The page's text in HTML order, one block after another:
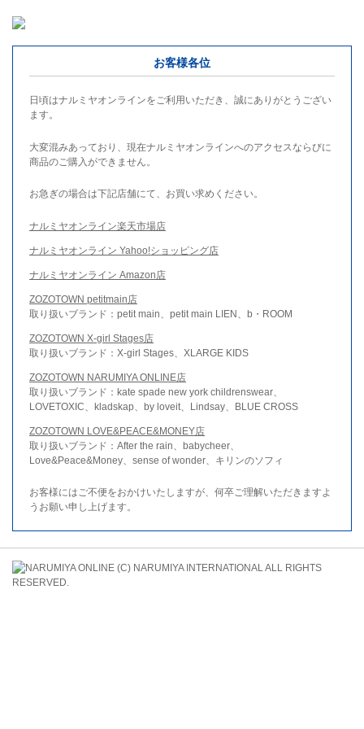
お客様各位
日頃はナルミヤオンラインをご利用いただき、誠にありがとうござい
ます。
大変混みあっており、現在ナルミヤオンラインへのアクセスならびに
商品のご購入ができません。
お急ぎの場合は下記店舗にて、お買い求めください。
ナルミヤオンライン楽天市場店
ナルミヤオンライン Yahoo!ショッピング店
ナルミヤオンライン Amazon店
ZOZOTOWN petitmain店
取り扱いブランド：petit main、petit main LIEN、b・ROOM
ZOZOTOWN X-girl Stages店
取り扱いブランド：X-girl Stages、XLARGE KIDS
ZOZOTOWN NARUMIYA ONLINE店
取り扱いブランド：kate spade new york childrenswear、
LOVETOXIC、kladskap、by loveit、Lindsay、BLUE CROSS
ZOZOTOWN LOVE&PEACE&MONEY店
取り扱いブランド：After the rain、babycheer、
Love&Peace&Money、sense of wonder、キリンのソフィ
お客様にはご不便をおかけいたしますが、何卒ご理解いただきますよ
うお願い申し上げます。